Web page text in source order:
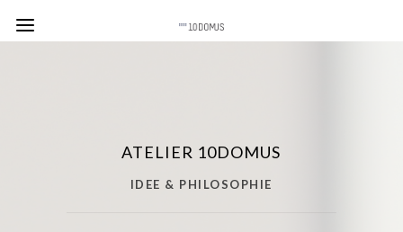
ATELIER 10DOMUS
IDEE & PHILOSOPHIE